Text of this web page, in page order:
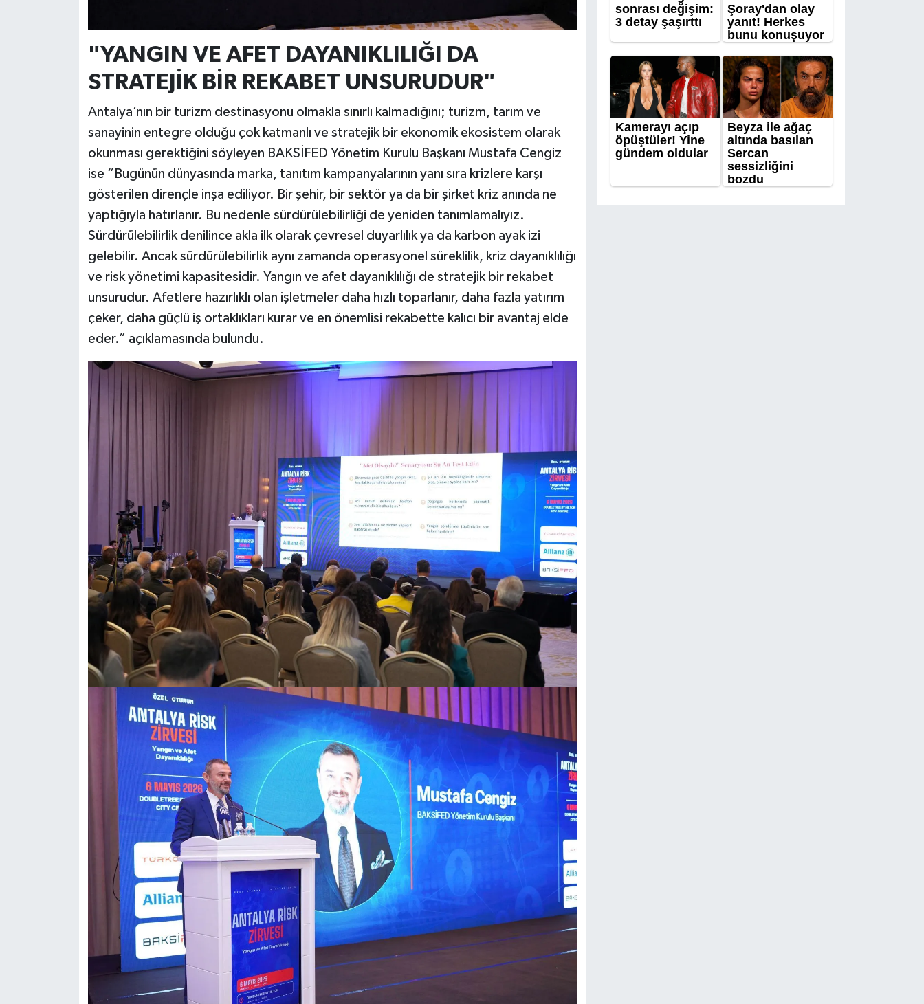
"YANGIN VE AFET DAYANIKLILIĞI DA
STRATEJİK BİR REKABET UNSURUDUR"
Antalya’nın bir turizm destinasyonu olmakla sınırlı kalmadığını; turizm, tarım ve
sanayinin entegre olduğu çok katmanlı ve stratejik bir ekonomik ekosistem olarak
okunması gerektiğini söyleyen BAKSİFED Yönetim Kurulu Başkanı Mustafa Cengiz
ise “Bugünün dünyasında marka, tanıtım kampanyalarının yanı sıra krizlere karşı
gösterilen dirençle inşa ediliyor. Bir şehir, bir sektör ya da bir şirket kriz anında ne
yaptığıyla hatırlanır. Bu nedenle sürdürülebilirliği de yeniden tanımlamalıyız.
Sürdürülebilirlik denilince akla ilk olarak çevresel duyarlılık ya da karbon ayak izi
gelebilir. Ancak sürdürülebilirlik aynı zamanda operasyonel süreklilik, kriz dayanıklılığı
ve risk yönetimi kapasitesidir. Yangın ve afet dayanıklılığı de stratejik bir rekabet
unsurudur. Afetlere hazırlıklı olan işletmeler daha hızlı toparlanır, daha fazla yatırım
çeker, daha güçlü iş ortaklıkları kurar ve en önemlisi rekabette kalıcı bir avantaj elde
eder.” açıklamasında bulundu.